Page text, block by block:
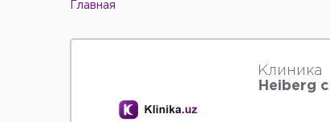
Главная
Клиника
Heiberg